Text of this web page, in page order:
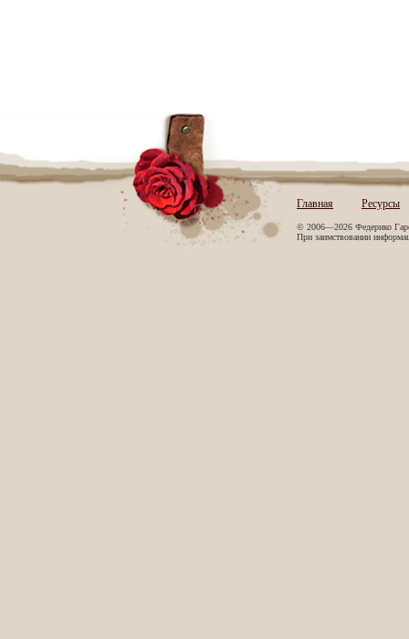
Главная Ресурсы
© 2006—2026 Федерико
При заимствовании